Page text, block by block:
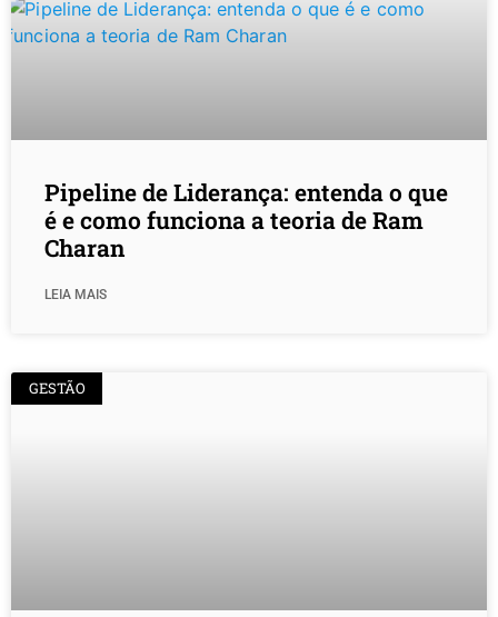
Pipeline de Liderança: entenda o que
é e como funciona a teoria de Ram
Charan
LEIA MAIS
GESTÃO